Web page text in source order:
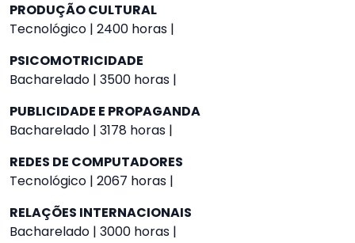
PRODUÇÃO CULTURAL
Tecnológico | 2400 horas |
PSICOMOTRICIDADE
Bacharelado | 3500 horas |
PUBLICIDADE E PROPAGANDA
Bacharelado | 3178 horas |
REDES DE COMPUTADORES
Tecnológico | 2067 horas |
RELAÇÕES INTERNACIONAIS
Bacharelado | 3000 horas |